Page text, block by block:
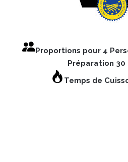
Proportions pour 4
Préparation 30
Temps de